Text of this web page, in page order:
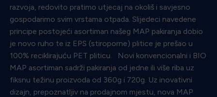
razvoja, redovito pratimo utjecaj na okoliš i savjesno
gospodarimo svim vrstama otpada. Slijedeci navedene
principe postojeći asortiman našeg MAP pakiranja dobio
je novo ruho te iz EPS (stiroporne) plitice je prešao u
100% reciklirajuću PET pliticu. Novi konvencionalni i BIO
MAP asortiman sadrži pakiranja od jedne ili više riba uz
fiksnu težinu proizvoda od 360g i 720g. Uz inovativni
dizajn, prepoznatljiv na prodajnom mjestu, nova MAP